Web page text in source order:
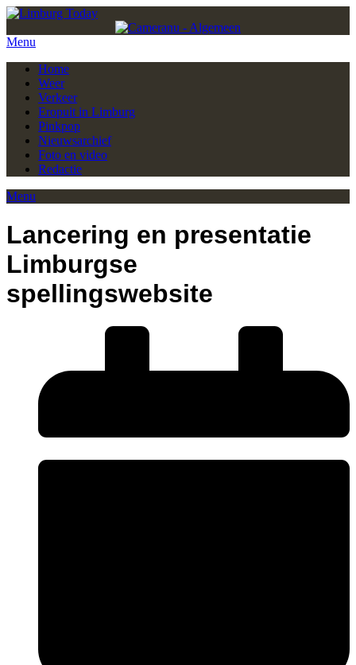
Menu
Home
Weer
Verkeer
Eropuit in Limburg
Pinkpop
Nieuwsarchief
Foto en video
Redactie
Menu
Lancering en presentatie
Limburgse
spellingswebsite